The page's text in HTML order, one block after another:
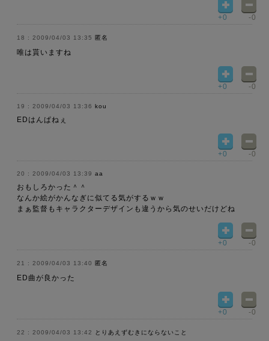
+0 -0
2009/04/03 13:35 匿名
唯は貰いますね
+0 -0
2009/04/03 13:36 kou
EDはんぱねぇ
+0 -0
2009/04/03 13:39 aa
おもしろかった＾＾
なんか絵がかんなぎに似てる気がするｗｗ
まぁ監督もキャラクターデザインも違うから気のせいだけどね
+0 -0
2009/04/03 13:40 匿名
ED曲が良かった
+0 -0
2009/04/03 13:42 とりあえずむきにならないこと